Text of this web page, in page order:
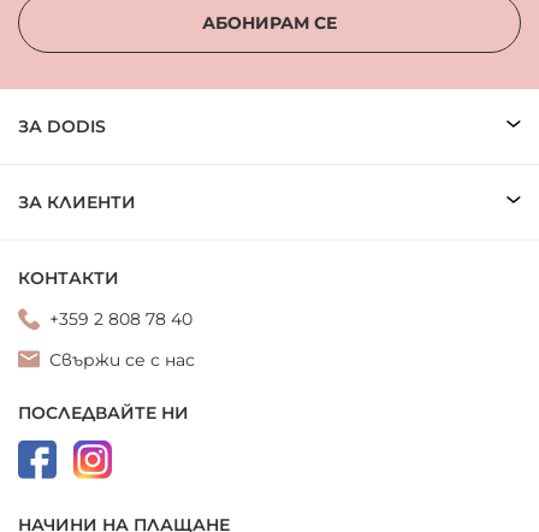
АБОНИРАМ СЕ
ЗА DODIS
ЗА КЛИЕНТИ
КОНТАКТИ
+359 2 808 78 40
Свържи се с нас
ПОСЛЕДВАЙТЕ НИ
НАЧИНИ НА ПЛАЩАНЕ